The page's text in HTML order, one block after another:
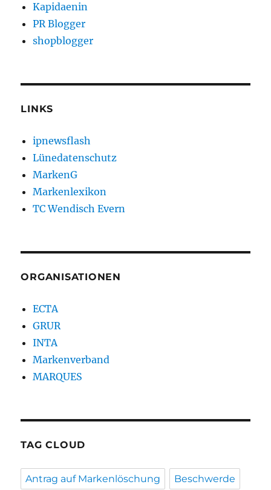
Kapidaenin
PR Blogger
shopblogger
LINKS
ipnewsflash
Lünedatenschutz
MarkenG
Markenlexikon
TC Wendisch Evern
ORGANISATIONEN
ECTA
GRUR
INTA
Markenverband
MARQUES
TAG CLOUD
Antrag auf Markenlöschung Beschwerde